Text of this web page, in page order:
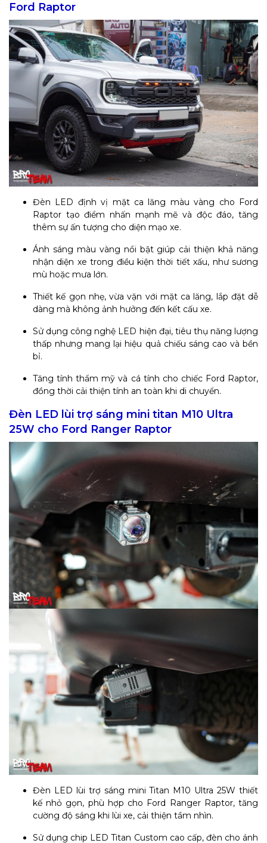
Ford Raptor
Đèn LED định vị mặt ca lăng màu vàng cho Ford
Raptor tạo điểm nhấn mạnh mẽ và độc đáo, tăng
thêm sự ấn tượng cho diện mạo xe.
Ánh sáng màu vàng nổi bật giúp cải thiện khả năng
nhận diện xe trong điều kiện thời tiết xấu, như sương
mù hoặc mưa lớn.
Thiết kế gọn nhẹ, vừa vặn với mặt ca lăng, lắp đặt dễ
dàng mà không ảnh hưởng đến kết cấu xe.
Sử dụng công nghệ LED hiện đại, tiêu thụ năng lượng
thấp nhưng mang lại hiệu quả chiếu sáng cao và bền
bỉ.
Tăng tính thẩm mỹ và cá tính cho chiếc Ford Raptor,
đồng thời cải thiện tính an toàn khi di chuyển.
Đèn LED lùi trợ sáng mini titan M10 Ultra
25W cho Ford Ranger Raptor
Đèn LED lùi trợ sáng mini Titan M10 Ultra 25W thiết
kế nhỏ gọn, phù hợp cho Ford Ranger Raptor, tăng
cường độ sáng khi lùi xe, cải thiện tầm nhìn.
Sử dụng chip LED Titan Custom cao cấp, đèn cho ánh